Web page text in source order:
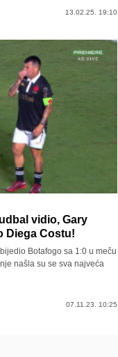
13.02.25. 19:10
vidio, Gary
Diega Costu!
Botafogo sa 1:0 u meču
našla su se sva najveća
07.11.23. 10:25